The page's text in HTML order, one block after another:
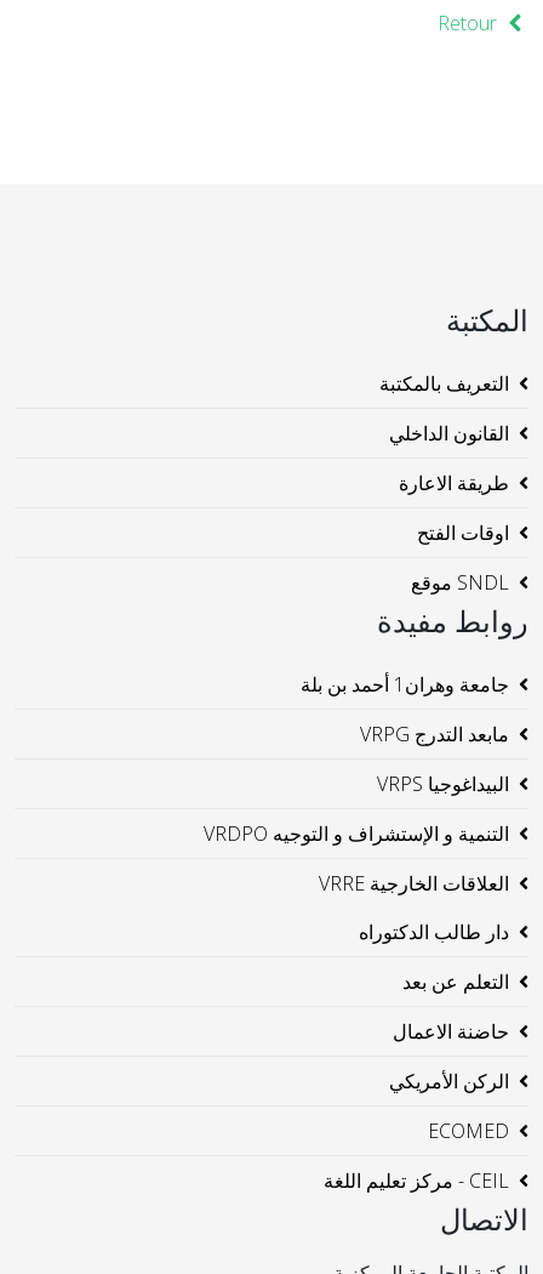
Retour
المكتبة
التعريف بالمكتبة
القانون الداخلي
طريقة الاعارة
اوقات الفتح
SNDL موقع
روابط مفيدة
جامعة وهران1 أحمد بن بلة
مابعد التدرج VRPG
البيداغوجيا VRPS
التنمية و الإستشراف و التوجيه VRDPO
العلاقات الخارجية VRRE
دار طالب الدكتوراه
التعلم عن بعد
حاضنة الاعمال
الركن الأمريكي
ECOMED
CEIL - مركز تعليم اللغة
الاتصال